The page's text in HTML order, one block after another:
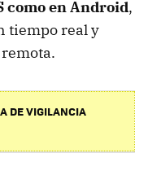
como en Android,
tiempo real y
DE VIGILANCIA